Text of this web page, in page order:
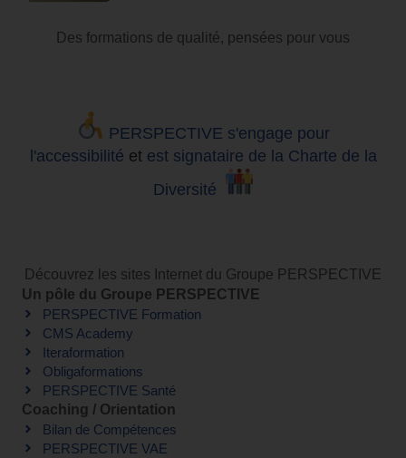
Des formations de qualité, pensées pour vous
PERSPECTIVE s'engage pour
l'accessibilité et est signataire de la Charte de la
Diversité
Découvrez les sites Internet du Groupe PERSPECTIVE
Un pôle du Groupe PERSPECTIVE
PERSPECTIVE Formation
CMS Academy
Iteraformation
Obligaformations
PERSPECTIVE Santé
Coaching / Orientation
Bilan de Compétences
PERSPECTIVE VAE